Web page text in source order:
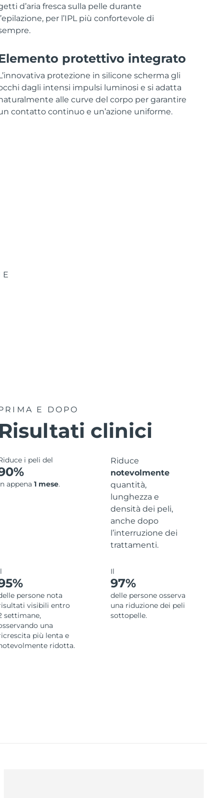
d’aria fresca sulla pelle durante
per l’IPL più confortevole di
protettivo integrato
protezione in silicone scherma gli
dagli intensi impulsi luminosi e si adatta
alle curve del corpo per garantire
contatto continuo e un’azione uniforme.
E DOPO
clinici
i peli del
appena 1 mese.
Riduce
notevolmente
quantità,
lunghezza e
densità dei peli,
anche dopo
l’interruzione dei
trattamenti.
persone nota
visibili entro
settimane,
una
più lenta e
ridotta.
Il
97%
delle persone osserva
una riduzione dei peli
sottopelle.